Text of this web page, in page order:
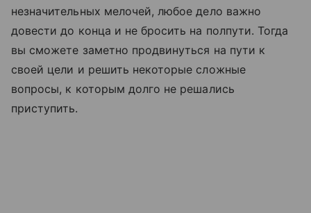
незначительных мелочей, любое дело важно
довести до конца и не бросить на полпути. Тогда
вы сможете заметно продвинуться на пути к
своей цели и решить некоторые сложные
вопросы, к которым долго не решались
приступить.